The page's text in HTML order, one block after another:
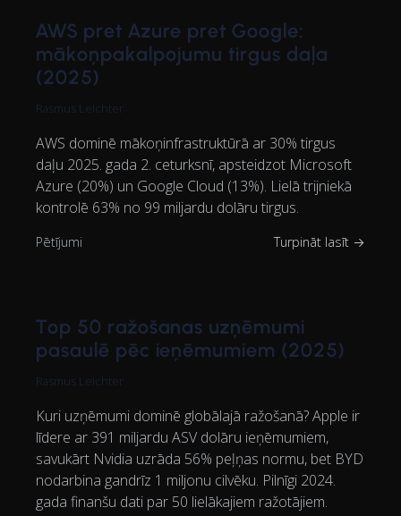
AWS pret Azure pret Google:
mākoņpakalpojumu tirgus daļa
(2025)
Rasmus Leichter
AWS dominē mākoņinfrastruktūrā ar 30% tirgus
daļu 2025. gada 2. ceturksnī, apsteidzot Microsoft
Azure (20%) un Google Cloud (13%). Lielā trijniekā
kontrolē 63% no 99 miljardu dolāru tirgus.
Pētījumi Turpināt lasīt →
Top 50 ražošanas uzņēmumi
pasaulē pēc ieņēmumiem (2025)
Rasmus Leichter
Kuri uzņēmumi dominē globālajā ražošanā? Apple ir
līdere ar 391 miljardu ASV dolāru ieņēmumiem,
savukārt Nvidia uzrāda 56% peļņas normu, bet BYD
nodarbina gandrīz 1 miljonu cilvēku. Pilnīgi 2024.
gada finanšu dati par 50 lielākajiem ražotājiem.